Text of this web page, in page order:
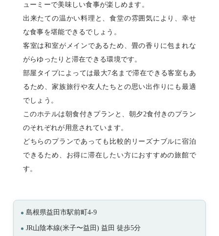
ューミーで美味しい食事が楽しめます。
出来たての温かい料理と、食堂の雰囲気により、幸せ
な食事を堪能できるでしょう。
客室は和室がメインであるため、畳の香りに包まれな
がらゆったりと滞在できる環境です。
部屋タイプによっては最大7名まで滞在できる客室もあ
るため、家族旅行や友人たちとの思い出作りにも最適
でしょう。
このホテルは朝食付きプランと、朝夕2食付きのプラン
のそれぞれが用意されています。
どちらのプランであっても比較的リーズナブルに宿泊
できるため、お得に滞在したい方におすすめの旅館で
す。
島根県益田市駅前町4-9
JR山陰本線(米子〜益田) 益田 徒歩5分